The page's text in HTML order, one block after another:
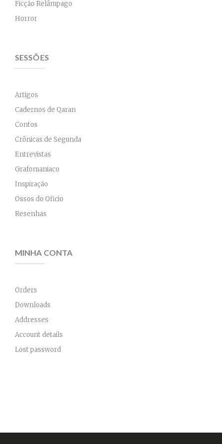
Ficção Relâmpago
Horror
SESSÕES
Artigos
Cadernos de Qaran
Contos
Crônicas de Segunda
Entrevistas
Grafomaniaco
Inspiração
Ossos do Oficio
Resenhas
MINHA CONTA
Orders
Downloads
Addresses
Account details
Lost password